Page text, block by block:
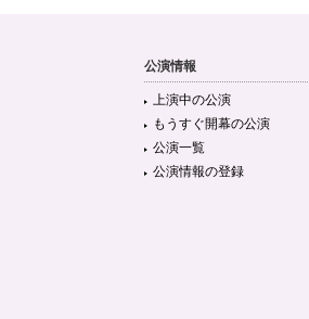
公演情報
上演中の公演
もうすぐ開幕の公演
公演一覧
公演情報の登録